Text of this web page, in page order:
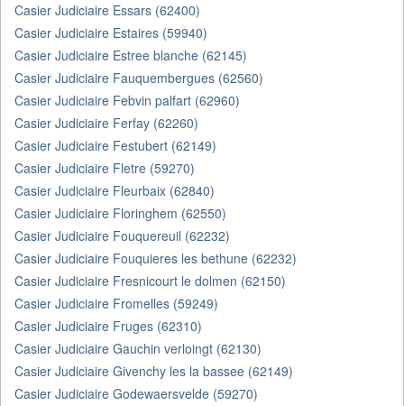
Casier Judiciaire Essars (62400)
Casier Judiciaire Estaires (59940)
Casier Judiciaire Estree blanche (62145)
Casier Judiciaire Fauquembergues (62560)
Casier Judiciaire Febvin palfart (62960)
Casier Judiciaire Ferfay (62260)
Casier Judiciaire Festubert (62149)
Casier Judiciaire Fletre (59270)
Casier Judiciaire Fleurbaix (62840)
Casier Judiciaire Floringhem (62550)
Casier Judiciaire Fouquereuil (62232)
Casier Judiciaire Fouquieres les bethune (62232)
Casier Judiciaire Fresnicourt le dolmen (62150)
Casier Judiciaire Fromelles (59249)
Casier Judiciaire Fruges (62310)
Casier Judiciaire Gauchin verloingt (62130)
Casier Judiciaire Givenchy les la bassee (62149)
Casier Judiciaire Godewaersvelde (59270)